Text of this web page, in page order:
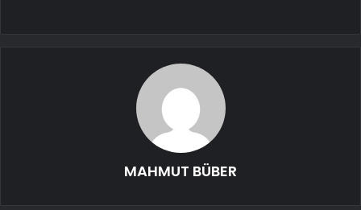
MAHMUT BÜBER